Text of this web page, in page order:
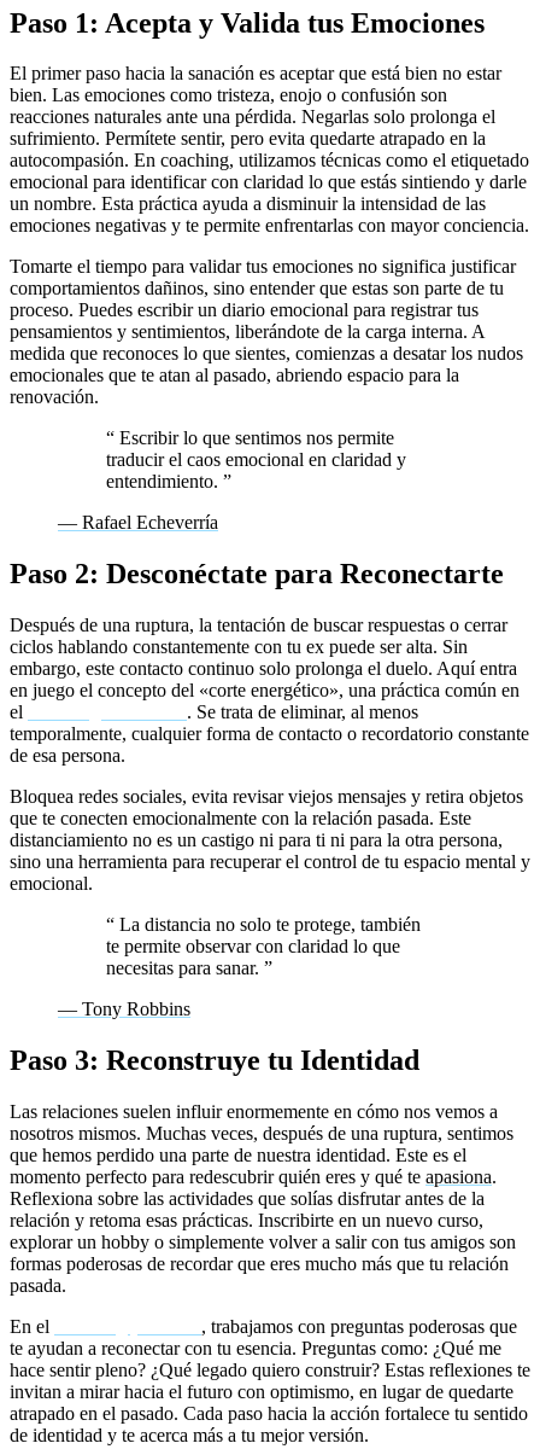
Paso 1: Acepta y Valida tus Emociones
El primer paso hacia la sanación es aceptar que está bien no estar
bien. Las emociones como tristeza, enojo o confusión son
reacciones naturales ante una pérdida. Negarlas solo prolonga el
sufrimiento. Permítete sentir, pero evita quedarte atrapado en la
autocompasión. En coaching, utilizamos técnicas como el etiquetado
emocional para identificar con claridad lo que estás sintiendo y darle
un nombre. Esta práctica ayuda a disminuir la intensidad de las
emociones negativas y te permite enfrentarlas con mayor conciencia.
Tomarte el tiempo para validar tus emociones no significa justificar
comportamientos dañinos, sino entender que estas son parte de tu
proceso. Puedes escribir un diario emocional para registrar tus
pensamientos y sentimientos, liberándote de la carga interna. A
medida que reconoces lo que sientes, comienzas a desatar los nudos
emocionales que te atan al pasado, abriendo espacio para la
renovación.
“ Escribir lo que sentimos nos permite
traducir el caos emocional en claridad y
entendimiento. ”
— Rafael Echeverría
Paso 2: Desconéctate para Reconectarte
Después de una ruptura, la tentación de buscar respuestas o cerrar
ciclos hablando constantemente con tu ex puede ser alta. Sin
embargo, este contacto continuo solo prolonga el duelo. Aquí entra
en juego el concepto del «corte energético», una práctica común en
el
. Se trata de eliminar, al menos
temporalmente, cualquier forma de contacto o recordatorio constante
de esa persona.
Bloquea redes sociales, evita revisar viejos mensajes y retira objetos
que te conecten emocionalmente con la relación pasada. Este
distanciamiento no es un castigo ni para ti ni para la otra persona,
sino una herramienta para recuperar el control de tu espacio mental y
emocional.
“ La distancia no solo te protege, también
te permite observar con claridad lo que
necesitas para sanar. ”
— Tony Robbins
Paso 3: Reconstruye tu Identidad
Las relaciones suelen influir enormemente en cómo nos vemos a
nosotros mismos. Muchas veces, después de una ruptura, sentimos
que hemos perdido una parte de nuestra identidad. Este es el
momento perfecto para redescubrir quién eres y qué te apasiona.
Reflexiona sobre las actividades que solías disfrutar antes de la
relación y retoma esas prácticas. Inscribirte en un nuevo curso,
explorar un hobby o simplemente volver a salir con tus amigos son
formas poderosas de recordar que eres mucho más que tu relación
pasada.
En el
, trabajamos con preguntas poderosas que
te ayudan a reconectar con tu esencia. Preguntas como: ¿Qué me
hace sentir pleno? ¿Qué legado quiero construir? Estas reflexiones te
invitan a mirar hacia el futuro con optimismo, en lugar de quedarte
atrapado en el pasado. Cada paso hacia la acción fortalece tu sentido
de identidad y te acerca más a tu mejor versión.